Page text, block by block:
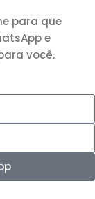
para que
e
você.